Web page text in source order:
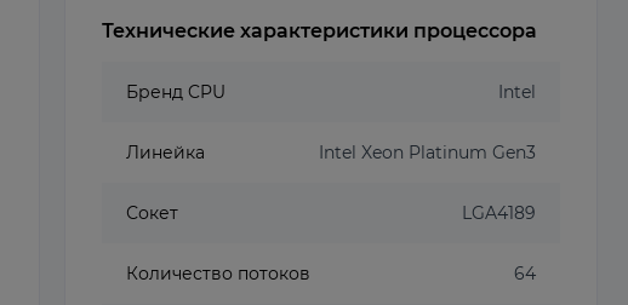
Технические характеристики процессора
Бренд CPU Intel
Линейка Intel Xeon Platinum Gen3
Сокет LGA4189
Количество потоков 64